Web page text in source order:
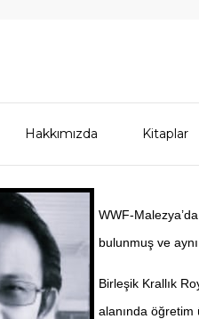
Hakkımızda Kitaplar
WWF-
bulunmuş ve
Birleşik Krallık
alanında